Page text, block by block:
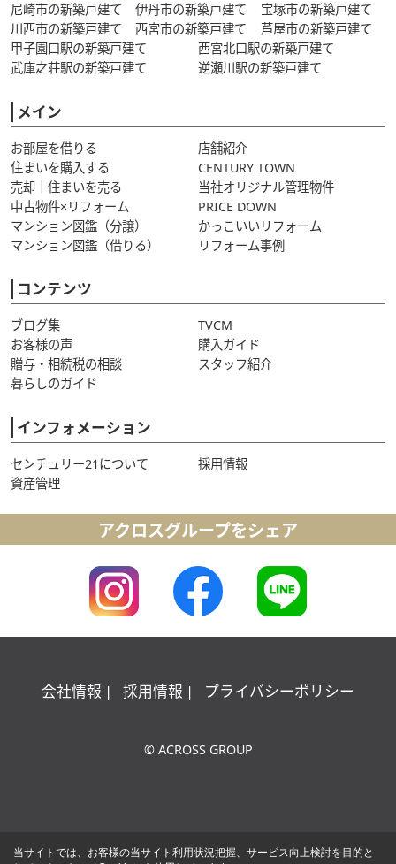
尼崎市の新築戸建て 伊丹市の新築戸建て
宝塚市の新築戸建て
川西市の新築戸建て
西宮市の新築戸建て
芦屋市の新築戸建て
甲子園口駅の新築戸建て
西宮北口駅の新築戸建て
武庫之荘駅の新築戸建て
逆瀬川駅の新築戸建て
メイン
お部屋を借りる
店舗紹介
住まいを購入する
CENTURY TOWN
売却｜住まいを売る
当社オリジナル管理物件
中古物件×リフォーム
PRICE DOWN
マンション図鑑（分譲）
かっこいいリフォーム
マンション図鑑（借りる）
リフォーム事例
コンテンツ
ブログ集
TVCM
お客様の声
購入ガイド
贈与・相続税の相談
スタッフ紹介
暮らしのガイド
インフォメーション
センチュリー21について
採用情報
資産管理
アクロスグループをシェア
会社情報 採用情報 プライバシーポリシー
© ACROSS GROUP
当サイトでは、お客様の当サイト利用状況把握、サービス向上検討を目的と